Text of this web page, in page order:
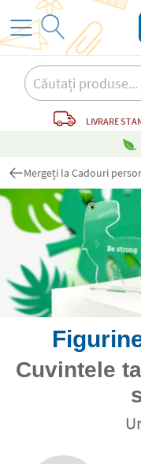
LIVRARE
Mergeți la Cadouri
Cuvintele